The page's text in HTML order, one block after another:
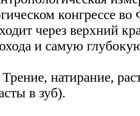
конгрессе
через верхний
и самую
Трение, натирание,
в зуб).